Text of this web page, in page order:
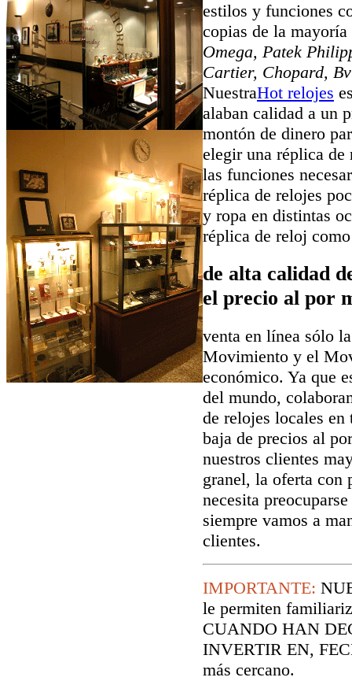
estilos y funciones
copias de la
Omega, Patek
Cartier, Chopard,
NuestraHot relojes
alaban calidad a un
montón de dinero
elegir una réplica
las funciones
réplica de relojes
y ropa en distintas
réplica de reloj
de alta calidad
el precio al por
venta en línea sólo
Movimiento y el
económico. Ya que
del mundo,
de relojes locales
baja de precios al
nuestros clientes
granel, la oferta con
necesita
siempre vamos a
clientes.
IMPORTANTE:
le permiten
CUANDO HAN
INVERTIR EN,
más cercano.